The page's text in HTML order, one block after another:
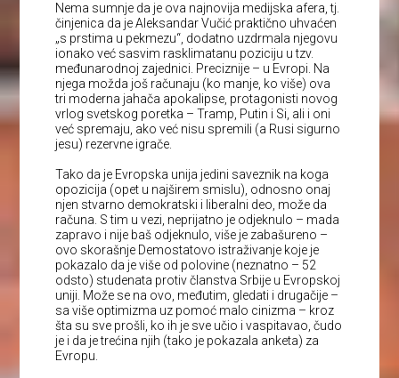
Nema sumnje da je ova najnovija medijska afera, tj.
činjenica da je Aleksandar Vučić praktično uhvaćen
„s prstima u pekmezu“, dodatno uzdrmala njegovu
ionako već sasvim rasklimatanu poziciju u tzv.
međunarodnoj zajednici. Preciznije – u Evropi. Na
njega možda još računaju (ko manje, ko više) ova
tri moderna jahača apokalipse, protagonisti novog
vrlog svetskog poretka – Tramp, Putin i Si, ali i oni
već spremaju, ako već nisu spremili (a Rusi sigurno
jesu) rezervne igrače.
Tako da je Evropska unija jedini saveznik na koga
opozicija (opet u najširem smislu), odnosno onaj
njen stvarno demokratski i liberalni deo, može da
računa. S tim u vezi, neprijatno je odjeknulo – mada
zapravo i nije baš odjeknulo, više je zabašureno –
ovo skorašnje Demostatovo istraživanje koje je
pokazalo da je više od polovine (neznatno – 52
odsto) studenata protiv članstva Srbije u Evropskoj
uniji. Može se na ovo, međutim, gledati i drugačije –
sa više optimizma uz pomoć malo cinizma – kroz
šta su sve prošli, ko ih je sve učio i vaspitavao, čudo
je i da je trećina njih (tako je pokazala anketa) za
Evropu.